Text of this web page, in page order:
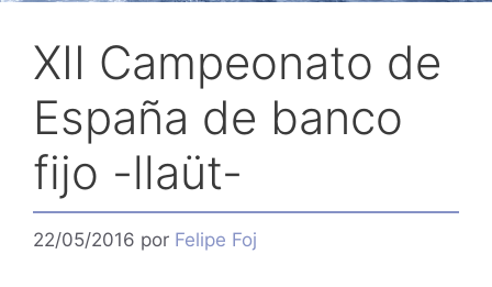
XII Campeonato de
España de banco
fijo -llaüt-
22/05/2016 por Felipe Foj